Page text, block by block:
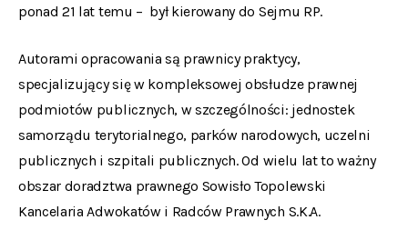
ponad 21 lat temu – był kierowany do Sejmu RP.
Autorami opracowania są prawnicy praktycy,
specjalizujący się w kompleksowej obsłudze prawnej
podmiotów publicznych, w szczególności: jednostek
samorządu terytorialnego, parków narodowych, uczelni
publicznych i szpitali publicznych. Od wielu lat to ważny
obszar doradztwa prawnego Sowisło Topolewski
Kancelaria Adwokatów i Radców Prawnych S.K.A.